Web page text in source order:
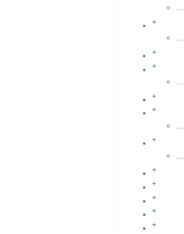
...
+
...
+
+
+
+
+
+
+
+
+
+